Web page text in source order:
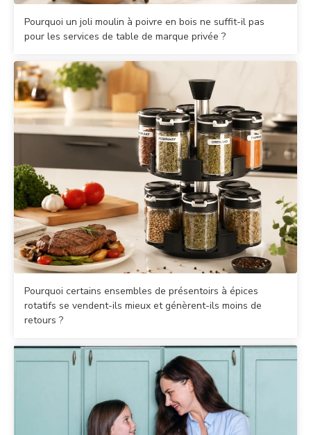
Pourquoi un joli moulin à poivre en bois ne suffit-il pas
pour les services de table de marque privée ?
Pourquoi certains ensembles de présentoirs à épices
rotatifs se vendent-ils mieux et génèrent-ils moins de
retours ?